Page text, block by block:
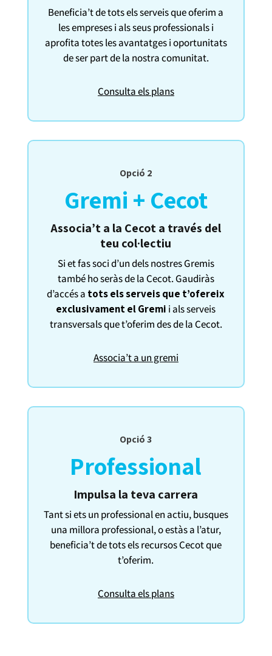
Beneficia’t de tots els serveis que oferim a
les empreses i als seus professionals i
aprofita totes les avantatges i oportunitats
de ser part de la nostra comunitat.
Consulta els plans
Opció 2
Gremi + Cecot
Associa’t a la Cecot a través del
teu col·lectiu
Si et fas soci d’un dels nostres Gremis
també ho seràs de la Cecot. Gaudiràs
d’accés a tots els serveis que t’ofereix
exclusivament el Gremi i als serveis
transversals que t’oferim des de la Cecot.
Associa’t a un gremi
Opció 3
Professional
Impulsa la teva carrera
Tant si ets un professional en actiu, busques
una millora professional, o estàs a l’atur,
beneficia’t de tots els recursos Cecot que
t’oferim.
Consulta els plans